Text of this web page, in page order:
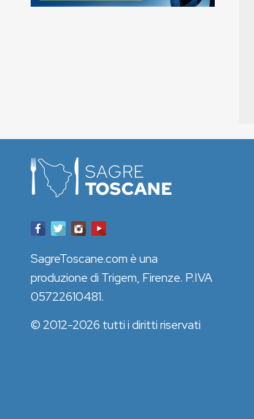
SagreToscane.com è una
produzione di Trigem, Firenze. P.IVA
05722610481.
© 2012-2026 tutti i diritti riservati